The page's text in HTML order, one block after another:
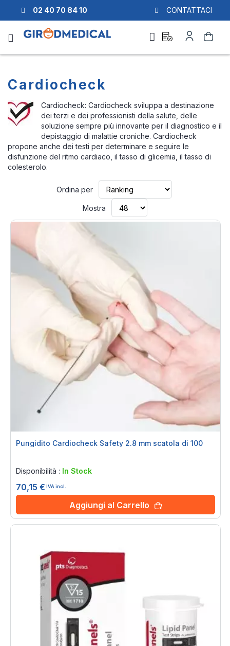
02 40 70 84 10 CONTATTACI
Cerca
preventivo
mio
Account
Cardiocheck
Cardiocheck: Cardiocheck sviluppa a destinazione
dei terzi e dei professionisti della salute, delle
soluzione sempre più innovante per il diagnostico e il
depistaggio di malattie croniche. Cardiocheck
propone anche dei testi per determinare e seguire le
disfunzione del ritmo cardiaco, il tasso di glicemia, il tasso di
colesterolo.
Ordina per
Mostra
Pungidito Cardiocheck Safety 2.8 mm scatola di 100
Disponibilità : In Stock
70,15 € IVA incl.
Aggiungi al Carrello